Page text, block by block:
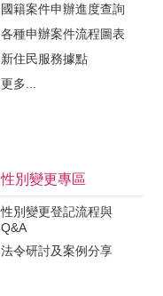
國籍案件申辦進度查詢
各種申辦案件流程圖表
新住民服務據點
更多...
性別變更專區
性別變更登記流程與
Q&A
法令研討及案例分享